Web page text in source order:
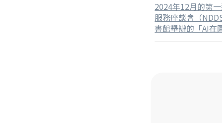
2024年12月的第
服務座談會（
書館舉辦的「AI在
生成式AI的法律風